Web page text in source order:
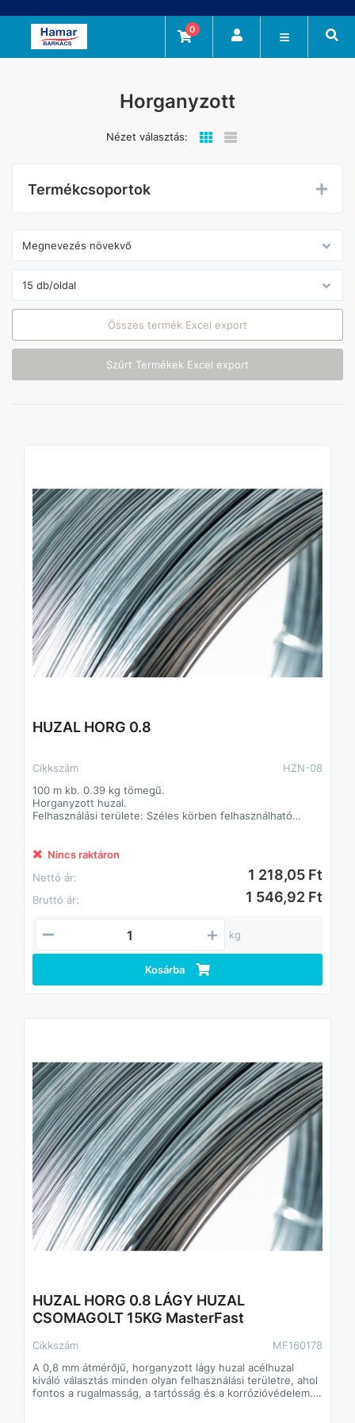
0
Horganyzott
Nézet választás:
Termékcsoportok
Összes termék Excel export
Szűrt Termékek Excel export
HUZAL HORG 0.8
Cikkszám
HZN-08
100 m kb. 0.39 kg tömegű.
Horganyzott huzal.
Felhasználási területe: Széles körben felhasználható
Felületkezelés típusa:
Jellemzően tüzihorganyzás, egyes átmérőknél elektro
galvanizálás.
Nincs raktáron
Nettó ár:
1 218,05 Ft
Bruttó ár: 1 546,92 Ft
kg
Kosárba
HUZAL HORG 0.8 LÁGY HUZAL
CSOMAGOLT 15KG MasterFast
Cikkszám
MF160178
A 0,8 mm átmérőjű, horganyzott lágy huzal acélhuzal
kiváló választás minden olyan felhasználási területre, ahol
fontos a rugalmasság, a tartósság és a korrózióvédelem.